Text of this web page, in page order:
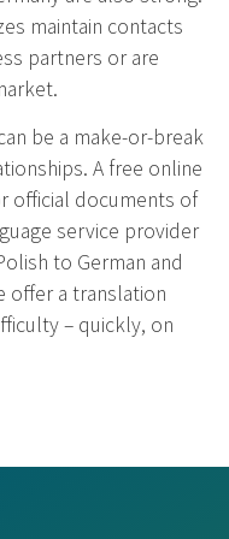
maintain contacts
partners or are
be a make-or-break
A free online
official documents of
service provider
to German and
offer a translation
– quickly, on